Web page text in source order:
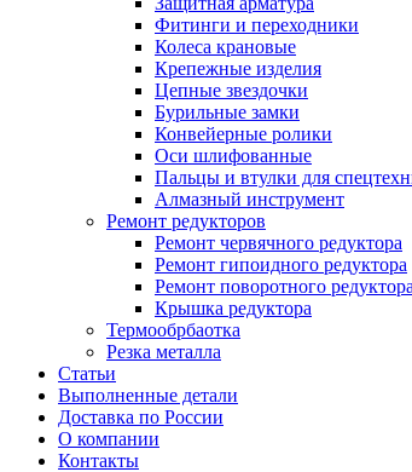
Фитинги и переходники
Колеса крановые
Крепежные изделия
Цепные звездочки
Бурильные замки
Конвейерные ролики
Оси шлифованные
Пальцы и втулки для
Алмазный инструмент
Ремонт редукторов
Ремонт червячного редуктора
Ремонт гипоидного редуктора
Ремонт поворотного редуктора
Крышка редуктора
Термообрбаотка
Резка металла
Статьи
Выполненные детали
Доставка по России
О компании
Контакты